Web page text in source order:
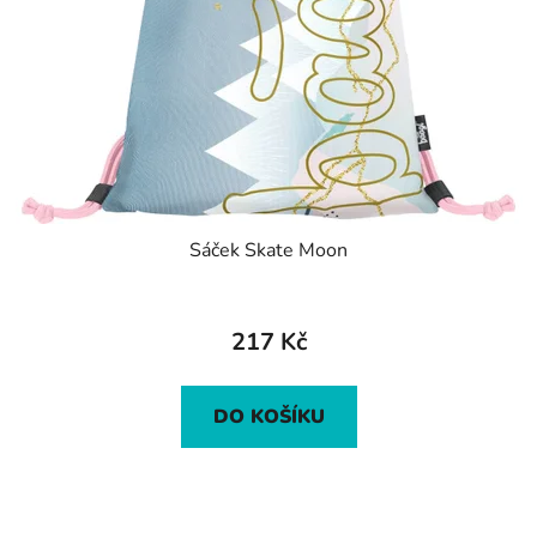
Sáček Skate Moon
217 Kč
DO KOŠÍKU